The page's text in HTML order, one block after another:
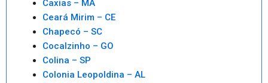
Caxias – MA
Ceará Mirim – CE
Chapecó – SC
Cocalzinho – GO
Colina – SP
Colonia Leopoldina – AL